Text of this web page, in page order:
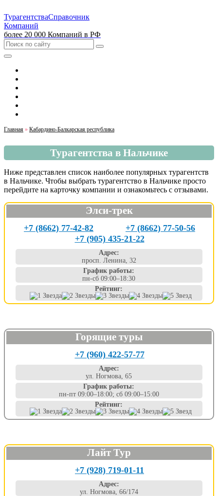
ТурагентстваСправочник
Компаний
более 20 000 Компаний в РФ
Главная » Кабардино-Балкарская республика
Турагентства в Нальчике
Ниже представлен список наиболее популярных турагентств
в Нальчике. Чтобы выбрать турагентство в Нальчике просто
перейдите на карточку компании и ознакомьтесь с отзывами.
Элси-трек
+7 (8662) 77-42-82
+7 (8662) 77-50-56
+7 (905) 435-21-22
Адрес:
просп. Ленина, 32
График работы:
пн-сб 09:00–18:30
Рейтинг:
Горящие туры
+7 (960) 422-57-77
Адрес:
ул. Ногмова, 65
График работы:
пн-пт 09:00–18:00; сб 09:00–15:00
Рейтинг:
Лайт Тур
+7 (928) 719-01-11
Адрес:
ул. Ногмова, 66/174